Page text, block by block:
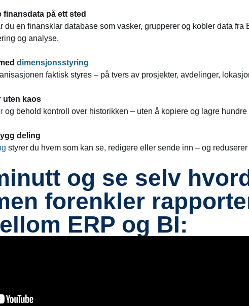
på ett sted
du en finansklar database som vasker, grupperer og kobler data fra
og analyse.
dimensjonsstyring
faktisk styres – på tvers av prosjekter, avdelinger,
uten kaos
og behold kontroll over historikken – uten å kopiere og lagre hundre
deling
styrer du hvem som kan se, redigere eller sende inn – og
og se selv
forenkler
ERP og BI: